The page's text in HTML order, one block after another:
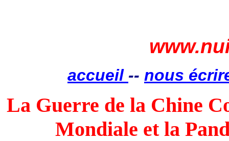
accueil -- nous
La Guerre de la Chine
Mondiale et la